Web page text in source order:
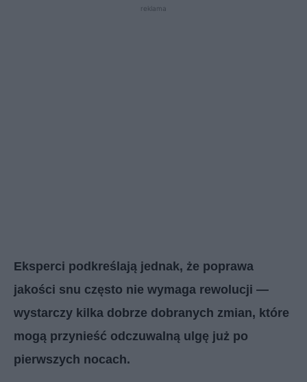
reklama
Eksperci podkreślają jednak, że poprawa
jakości snu często nie wymaga rewolucji —
wystarczy kilka dobrze dobranych zmian, które
mogą przynieść odczuwalną ulgę już po
pierwszych nocach.